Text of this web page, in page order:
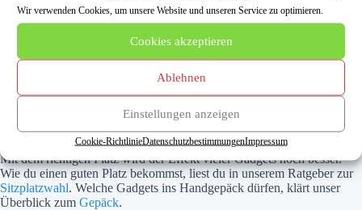
Wir verwenden Cookies, um unsere Website und unseren Service zu optimieren.
Cookies akzeptieren
Ablehnen
Einstellungen anzeigen
Cookie-RichtlinieDatenschutzbestimmungenImpressum
Tipps für mehr Komfort an Bord
Schalte ANC-Kopfhörer schon beim Boarding ein, um das
Lade Powerbank und Geräte vor dem Flug voll, falls am Sitz
keine Steckdose vorhanden ist.
Setze Ohrstöpsel rechtzeitig vor Start und Landung ein, also
Mit dem richtigen Platz wird der Effekt vieler Gadgets noch besser.
Wie du einen guten Platz bekommst, liest du in unserem Ratgeber zur
Sitzplatzwahl. Welche Gadgets ins Handgepäck dürfen, klärt unser
Überblick zum Gepäck.